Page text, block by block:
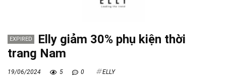
EXPIRED
Elly giảm 30% phụ kiện thời
trang Nam
19/06/2024 5 0 ELLY